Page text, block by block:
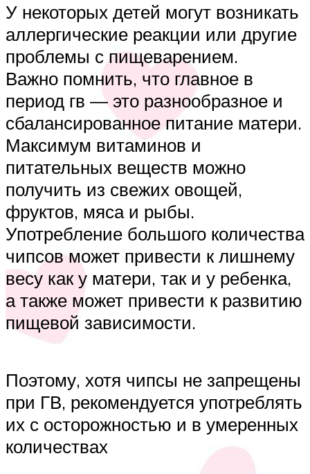
У некоторых детей могут возникать
аллергические реакции или другие
проблемы с пищеварением.
Важно помнить, что главное в
период гв — это разнообразное и
сбалансированное питание матери.
Максимум витаминов и
питательных веществ можно
получить из свежих овощей,
фруктов, мяса и рыбы.
Употребление большого количества
чипсов может привести к лишнему
весу как у матери, так и у ребенка,
а также может привести к развитию
пищевой зависимости.
Поэтому, хотя чипсы не запрещены
при ГВ, рекомендуется употреблять
их с осторожностью и в умеренных
количествах